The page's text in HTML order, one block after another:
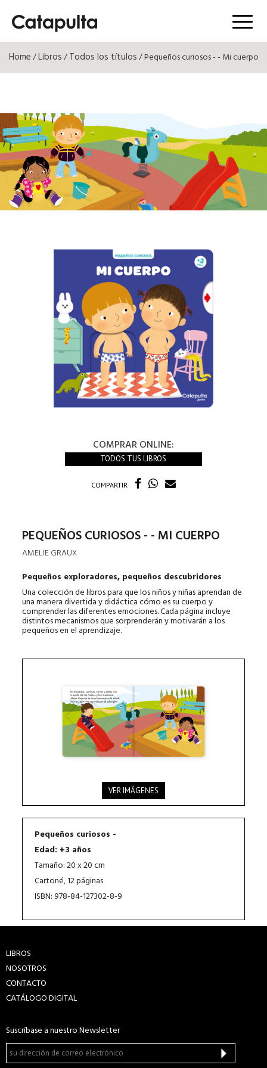
Menú
Home/Libros/Todos los títulos/ Pequeños curiosos - - Mi cuerpo
COMPRAR ONLINE:
TODOS TUS LIBROS
COMPARTIR
PEQUEÑOS CURIOSOS - - MI CUERPO
AMELIE GRAUX
Pequeños exploradores, pequeños descubridores
Una colección de libros para que los niños y niñas aprendan de
una manera divertida y didáctica cómo es su cuerpo y
comprender las diferentes emociones. Cada página incluye
distintos mecanismos que sorprenderán y motivarán a los
pequeños en el aprendizaje.
VER IMÁGENES
Pequeños curiosos -
Edad: +3 años
Tamaño: 20 x 20 cm
Cartoné, 12 páginas
ISBN: 978-84-127302-8-9
LIBROS
NOSOTROS
CONTACTO
CATÁLOGO DIGITAL
Suscríbase a nuestro Newsletter